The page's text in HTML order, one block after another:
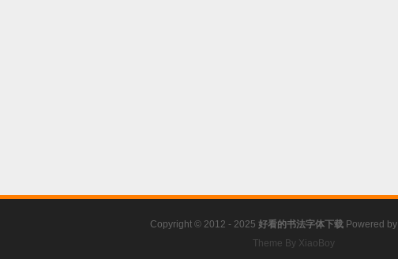
Copyright © 2012 - 2025 好看的书法字体下载 Powered by
Theme By XiaoBoy